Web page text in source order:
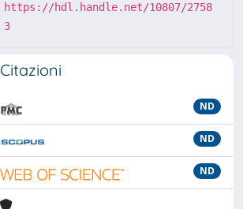
https://hdl.handle.net/10807/2758
3
Citazioni
ND
ND
ND